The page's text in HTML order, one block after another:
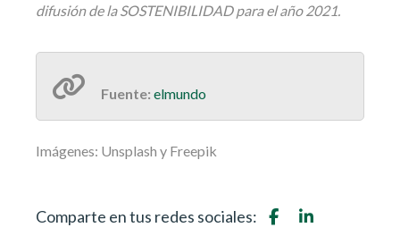
difusión de la SOSTENIBILIDAD para el año 2021.
Fuente: elmundo
Imágenes: Unsplash y Freepik
Comparte en tus redes sociales: